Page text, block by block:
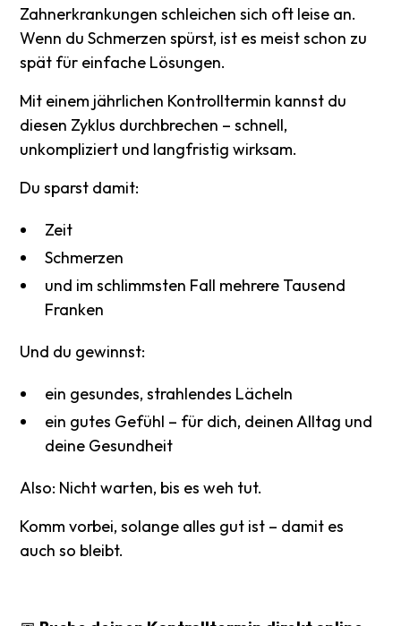
Zahnerkrankungen schleichen sich oft leise an.
Wenn du Schmerzen spürst, ist es meist schon zu
spät für einfache Lösungen.
Mit einem jährlichen Kontrolltermin kannst du
diesen Zyklus durchbrechen – schnell,
unkompliziert und langfristig wirksam.
Du sparst damit:
Zeit
Schmerzen
und im schlimmsten Fall mehrere Tausend
Franken
Und du gewinnst:
ein gesundes, strahlendes Lächeln
ein gutes Gefühl – für dich, deinen Alltag und
deine Gesundheit
Also: Nicht warten, bis es weh tut.
Komm vorbei, solange alles gut ist – damit es
auch so bleibt.